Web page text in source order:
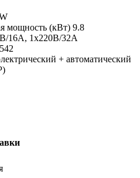
мощность (кВт) 9.8
16A, 1х220В/32A
+ автоматический